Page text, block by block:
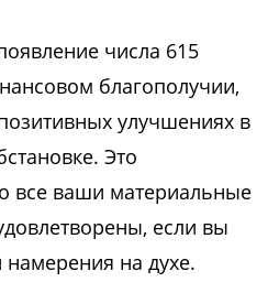
числа 615
благополучии,
улучшениях в
Это
все ваши материальные
если вы
намерения на духе.